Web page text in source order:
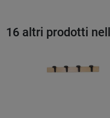
16 altri prodotti